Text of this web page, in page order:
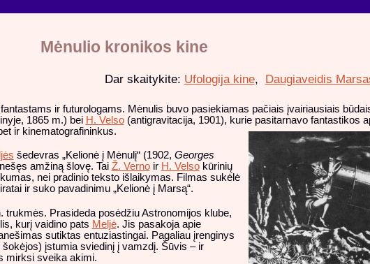
Mėnulio kronikos kine
Dar skaitykite: Ufologija kine, Daugiaveidis
ir futurologams. Mėnulis buvo pasiekiamas pačiais įvairiausiais
1865 m.) bei H. Velso(antigravitacija, 1901), kurie pasitarnavo fantastikos
ir kinematografininkus.
šedevras „Kelionė į Mėnulį“ (1902, Georges
amžiną šlovę. Tai Ž. Vernoir H. Velsokūrinių
nei pradinio teksto išlaikymas. Filmas sukėlė
ir suko pavadinimu „Kelionė į Marsą“.
trukmės. Prasideda posėdžiu Astronomijos klube,
kurį vaidino pats Meljė. Jis pasakoja apie
sutiktas entuziastingai. Pagaliau įrenginys
įstumia sviedinį į vamzdį. Šūvis – ir
mirksi sveika akimi.